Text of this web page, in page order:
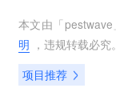
本文由「pestwave
明 ，违规转载必究。
项目推荐